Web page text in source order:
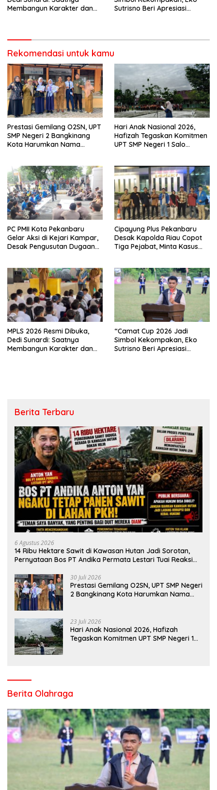
Membangun Karakter dan
Sutrisno Beri Apresiasi
Rekomendasi untuk kamu
Prestasi Gemilang O2SN, UPT
SMP Negeri 2 Bangkinang
Kota Harumkan Nama
Hari Anak Nasional 2026,
Hafizah Tegaskan Komitmen
UPT SMP Negeri 1 Salo
PC PMII Kota Pekanbaru
Gelar Aksi di Kejari Kampar,
Desak Pengusutan Dugaan
Cipayung Plus Pekanbaru
Desak Kapolda Riau Copot
Tiga Pejabat, Minta Kasus
MPLS 2026 Resmi Dibuka,
Dedi Sunardi: Saatnya
Membangun Karakter dan
“Camat Cup 2026 Jadi
Simbol Kekompakan, Eko
Sutrisno Beri Apresiasi
Berita Terbaru
6 Agustus 2026
14 Ribu Hektare Sawit di Kawasan Hutan Jadi Sorotan,
Pernyataan Bos PT Andika Permata Lestari Tuai Reaksi
30 Juli 2026
Prestasi Gemilang O2SN, UPT SMP Negeri
2 Bangkinang Kota Harumkan Nama
23 Juli 2026
Hari Anak Nasional 2026, Hafizah
Tegaskan Komitmen UPT SMP Negeri 1
Berita Olahraga